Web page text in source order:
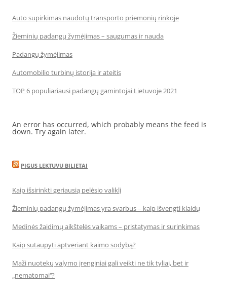
Auto supirkimas naudotų transporto priemonių rinkoje
Žieminių padangų žymėjimas – saugumas ir nauda
Padangų žymėjimas
Automobilio turbinų istorija ir ateitis
TOP 6 populiariausi padangų gamintojai Lietuvoje 2021
An error has occurred, which probably means the feed is
down. Try again later.
PIGUS LEKTUVU BILIETAI
Kaip išsirinkti geriausią pelėsio valiklį
Žieminių padangų žymėjimas yra svarbus – kaip išvengti klaidų
Medinės žaidimų aikštelės vaikams – pristatymas ir surinkimas
Kaip sutaupyti aptveriant kaimo sodybą?
Maži nuotekų valymo įrenginiai gali veikti ne tik tyliai, bet ir
„nematomai‘‘?